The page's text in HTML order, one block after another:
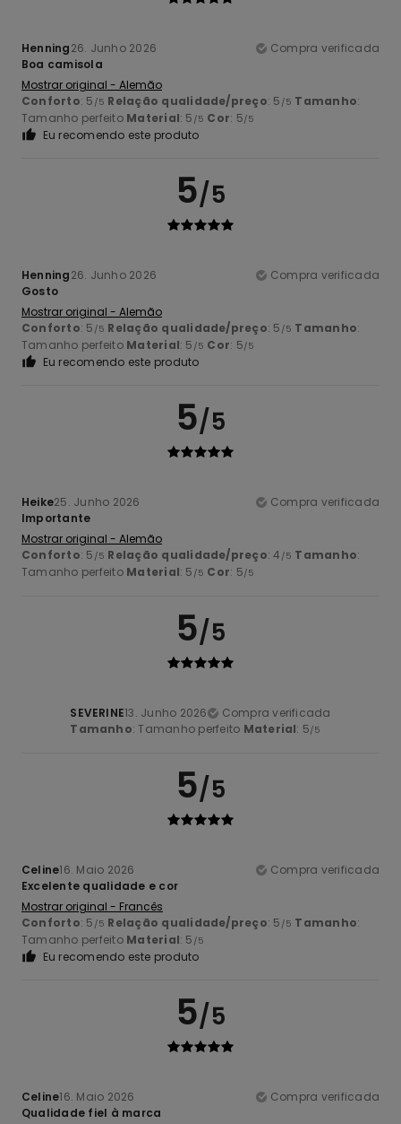
Henning26. Junho 2026
Compra verificada
Boa camisola
Mostrar original - Alemão
Conforto: 5 /5 Relação qualidade/preço: 5 /5 Tamanho:
Tamanho perfeito Material: 5 /5 Cor: 5/5
Eu recomendo este produto
5/5
Henning26. Junho 2026
Compra verificada
Gosto
Mostrar original - Alemão
Conforto: 5 /5 Relação qualidade/preço: 5 /5 Tamanho:
Tamanho perfeito Material: 5 /5 Cor: 5/5
Eu recomendo este produto
5/5
Heike25. Junho 2026
Compra verificada
Importante
Mostrar original - Alemão
Conforto: 5 /5 Relação qualidade/preço: 4 /5 Tamanho:
Tamanho perfeito Material: 5 /5 Cor: 5/5
5/5
SEVERINE13. Junho 2026
Compra verificada
Tamanho: Tamanho perfeito Material: 5/5
5/5
Celine16. Maio 2026
Compra verificada
Excelente qualidade e cor
Mostrar original - Francês
Conforto: 5 /5 Relação qualidade/preço: 5 /5 Tamanho:
Tamanho perfeito Material: 5 /5
Eu recomendo este produto
5/5
Celine16. Maio 2026
Compra verificada
Qualidade fiel à marca